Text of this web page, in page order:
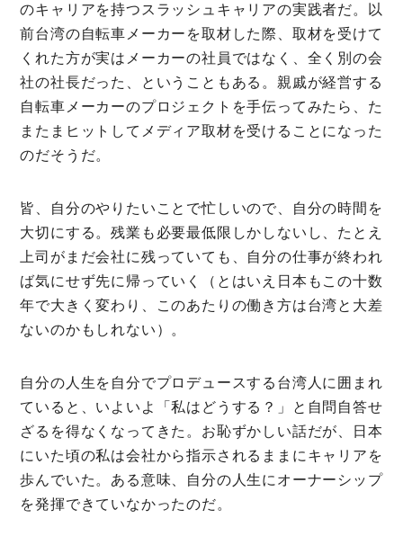
のキャリアを持つスラッシュキャリアの実践者だ。以
前台湾の自転車メーカーを取材した際、取材を受けて
くれた方が実はメーカーの社員ではなく、全く別の会
社の社長だった、ということもある。親戚が経営する
自転車メーカーのプロジェクトを手伝ってみたら、た
またまヒットしてメディア取材を受けることになった
のだそうだ。
皆、自分のやりたいことで忙しいので、自分の時間を
大切にする。残業も必要最低限しかしないし、たとえ
上司がまだ会社に残っていても、自分の仕事が終われ
ば気にせず先に帰っていく（とはいえ日本もこの十数
年で大きく変わり、このあたりの働き方は台湾と大差
ないのかもしれない）。
自分の人生を自分でプロデュースする台湾人に囲まれ
ていると、いよいよ「私はどうする？」と自問自答せ
ざるを得なくなってきた。お恥ずかしい話だが、日本
にいた頃の私は会社から指示されるままにキャリアを
歩んでいた。ある意味、自分の人生にオーナーシップ
を発揮できていなかったのだ。